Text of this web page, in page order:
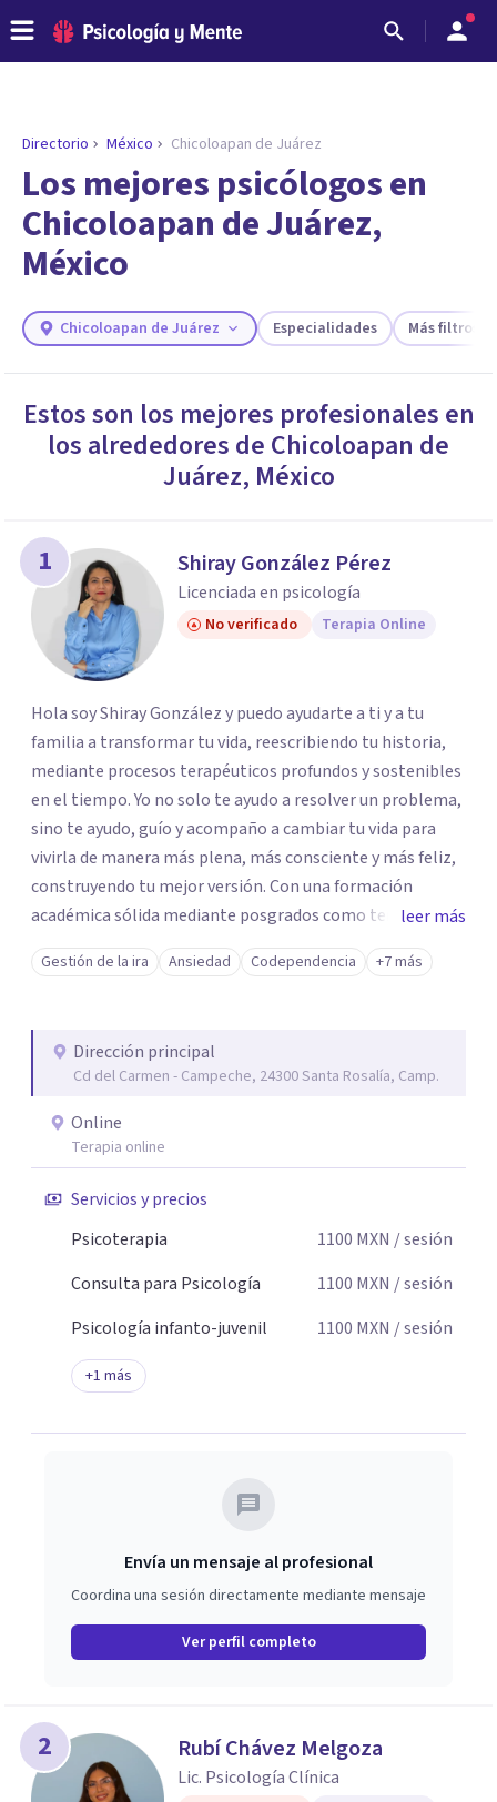
ENCONTRAR MI TERAPEUTA
¿Necesitas ayuda para encontrar el
psicólogo adecuado?
Responde a unas breves preguntas y te ofreceremos
los profesionales que más se ajustan a tus
Responder cuestionario
Directorio México Chicoloapan de Juárez
Los mejores psicólogos en
Chicoloapan de Juárez,
México
Chicoloapan de Juárez Especialidades Más filtros
Estos son los mejores profesionales en
los alrededores de Chicoloapan de
Juárez, México
1 Shiray González Pérez
Licenciada en psicología
No verificado Terapia Online
Hola soy Shiray González y puedo ayudarte a ti y a tu
familia a transformar tu vida, reescribiendo tu historia,
mediante procesos terapéuticos profundos y sostenibles
en el tiempo. Yo no solo te ayudo a resolver un problema,
sino te ayudo, guío y acompaño a cambiar tu vida para
vivirla de manera más plena, más consciente y más feliz,
construyendo tu mejor versión. Con una formación
académica sólida mediante posgrados como terapeuta
breve, familiar e infantil, así como con respaldo
profesional y experiencia clínica de más de 26 años y
auténtica y comunicación clara y directa para darte
seguridad emocional y una dirección firme de tu proceso
de cambio.
leer más
Gestión de la ira Ansiedad Codependencia +7 más
Dirección principal
Cd del Carmen - Campeche, 24300 Santa Rosalía, Camp.
Online
Terapia online
Servicios y precios
Psicoterapia
1100 MXN / sesión
Consulta para Psicología
1100 MXN / sesión
Psicología infanto-juvenil
1100 MXN / sesión
+1 más
Envía un mensaje al profesional
Coordina una sesión directamente mediante mensaje
Ver perfil completo
2 Rubí Chávez Melgoza
Lic. Psicología Clínica